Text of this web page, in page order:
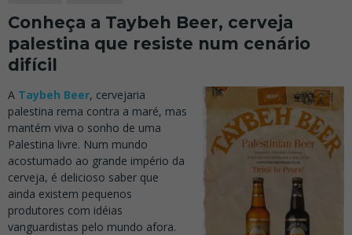
Conheça a Taybeh Beer, cerveja
palestina que resiste num cenário
difícil
A Taybeh Beer, cervejaria
palestina rema contra a maré, mas
mantém viva o sonho de uma
Palestina livre. Num mundo
acostumado ao grande império da
cerveja, é delicioso saber que
ainda existem pequenos
produtores com idéias
vanguardistas pelo mundo afora.